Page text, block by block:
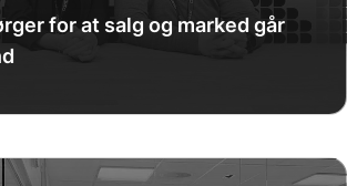
for at salg og marked går